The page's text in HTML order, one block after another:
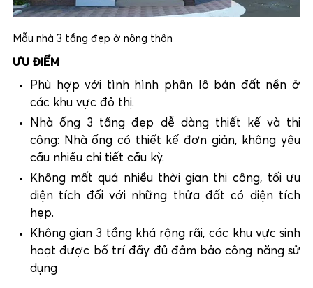
Mẫu nhà 3 tầng đẹp ở nông thôn
ƯU ĐIỂM
Phù hợp với tình hình phân lô bán đất nền ở
các khu vực đô thị.
Nhà ống 3 tầng đẹp dễ dàng thiết kế và thi
công: Nhà ống có thiết kế đơn giản, không yêu
cầu nhiều chi tiết cầu kỳ.
Không mất quá nhiều thời gian thi công, tối ưu
diện tích đối với những thửa đất có diện tích
hẹp.
Không gian 3 tầng khá rộng rãi, các khu vực sinh
hoạt được bố trí đầy đủ đảm bảo công năng sử
dụng